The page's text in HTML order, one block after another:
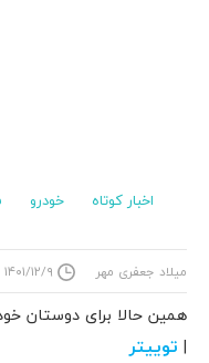
اخبار کوتاه خودرو
میلاد جعفری مهر ۱۴۰۱/۱۲/۹ ۱۸:۵۷:۳۳
همین حالا برای دوستان
| توییتر